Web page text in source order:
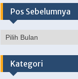
Pos Sebelumnya
Pos
Kategori